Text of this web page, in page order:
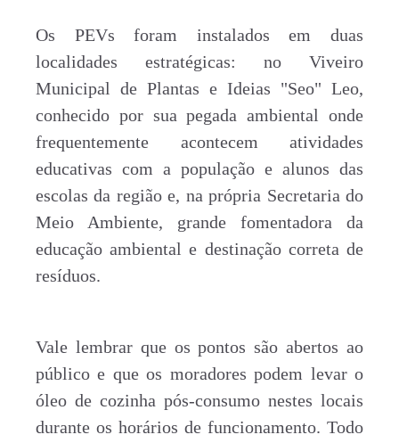
Os PEVs foram instalados em duas
localidades estratégicas: no Viveiro
Municipal de Plantas e Ideias "Seo" Leo,
conhecido por sua pegada ambiental onde
frequentemente acontecem atividades
educativas com a população e alunos das
escolas da região e, na própria Secretaria do
Meio Ambiente, grande fomentadora da
educação ambiental e destinação correta de
resíduos.
Vale lembrar que os pontos são abertos ao
público e que os moradores podem levar o
óleo de cozinha pós-consumo nestes locais
durante os horários de funcionamento. Todo